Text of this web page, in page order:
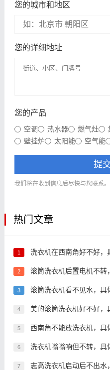
您的城市和地区
您的详细地址
您的产品
空调 热水器 燃气灶
壁挂炉
太阳能 空气能
提
我们将在收到信息后尽快与您联系。
热门文章
1 洗衣机在西南角好不好，
2 滚筒洗衣机后置电机不转
3 滚筒洗衣机看不见水，具
4 美的滚筒洗衣机好不好，
5 西南角不能放洗衣机，具
6 洗衣机嗡嗡响但不转，具
7 志高洗衣机启动后不出水